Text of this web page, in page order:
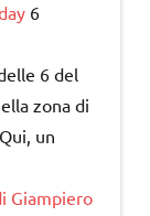
6
6 del
zona di
un
Giampiero